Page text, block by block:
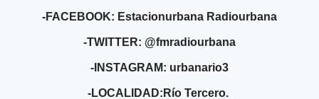
-FACEBOOK: Estacionurbana Radiourbana
-TWITTER: @fmradiourbana
-INSTAGRAM: urbanario3
-LOCALIDAD:Río Tercero.